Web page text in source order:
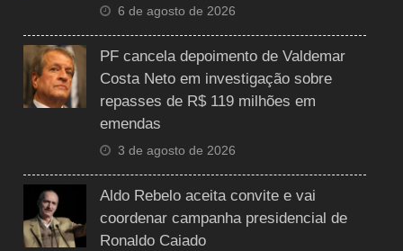
6 de agosto de 2026
PF cancela depoimento de Valdemar
Costa Neto em investigação sobre
repasses de R$ 119 milhões em
emendas
3 de agosto de 2026
Aldo Rebelo aceita convite e vai
coordenar campanha presidencial de
Ronaldo Caiado